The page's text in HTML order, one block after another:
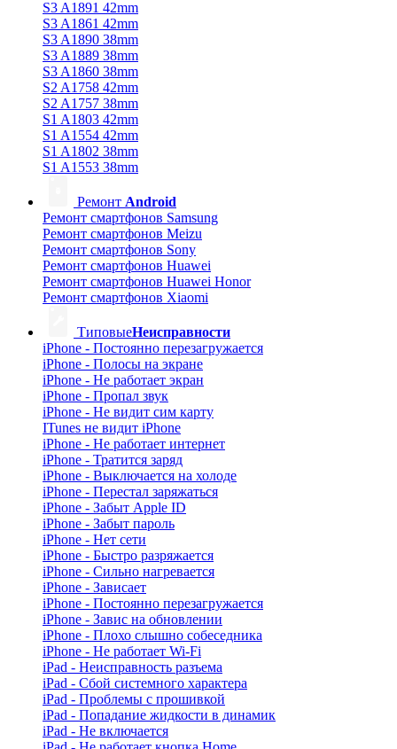
S3 A1891 42mm
S3 A1861 42mm
S3 A1890 38mm
S3 A1889 38mm
S3 A1860 38mm
S2 A1758 42mm
S2 A1757 38mm
S1 A1803 42mm
S1 A1554 42mm
S1 A1802 38mm
S1 A1553 38mm
Ремонт Android
Ремонт смартфонов Samsung
Ремонт смартфонов Meizu
Ремонт смартфонов Sony
Ремонт смартфонов Huawei
Ремонт смартфонов Huawei Honor
Ремонт смартфонов Xiaomi
ТиповыеНеисправности
iPhone - Постоянно перезагружается
iPhone - Полосы на экране
iPhone - Не работает экран
iPhone - Пропал звук
iPhone - Не видит сим карту
ITunes не видит iPhone
iPhone - Не работает интернет
iPhone - Тратится заряд
iPhone - Выключается на холоде
iPhone - Перестал заряжаться
iPhone - Забыт Apple ID
iPhone - Забыт пароль
iPhone - Нет сети
iPhone - Быстро разряжается
iPhone - Сильно нагревается
iPhone - Зависает
iPhone - Постоянно перезагружается
iPhone - Завис на обновлении
iPhone - Плохо слышно собеседника
iPhone - Не работает Wi-Fi
iPad - Неисправность разъема
iPad - Сбой системного характера
iPad - Проблемы с прошивкой
iPad - Попадание жидкости в динамик
iPad - Не включается